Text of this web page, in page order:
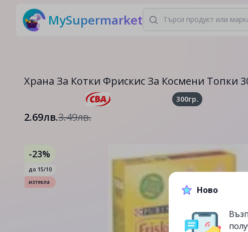
MySupermarket
Храна За Котки Фрискис За Космени Топки
300гр.
2.69лв.3.49лв.
-23%
до 15/10
изтекла
Ново